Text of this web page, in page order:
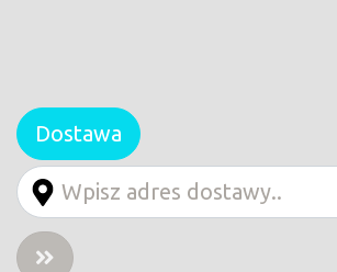
Dostawa